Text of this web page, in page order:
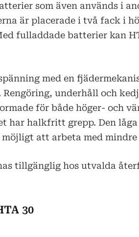
som även används i
är placerade i två fack i
fulladdade batterier kan
med en
Rengöring, underhåll och
för både höger- och
har halkfritt grepp. Den
möjligt att arbeta med
tillgänglig hos utvalda
30